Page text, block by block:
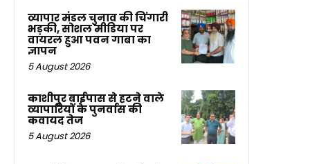
व्यापार मंडल चुनाव की चिंगारी
भड़की, सोशल मीडिया पर
वायरल हुआ पवन गाबा का
ज्ञापन
5 August 2026
काशीपुर बाईपास से हटने वाले
व्यापारियों के पुनर्वास की
कवायद तेज
5 August 2026